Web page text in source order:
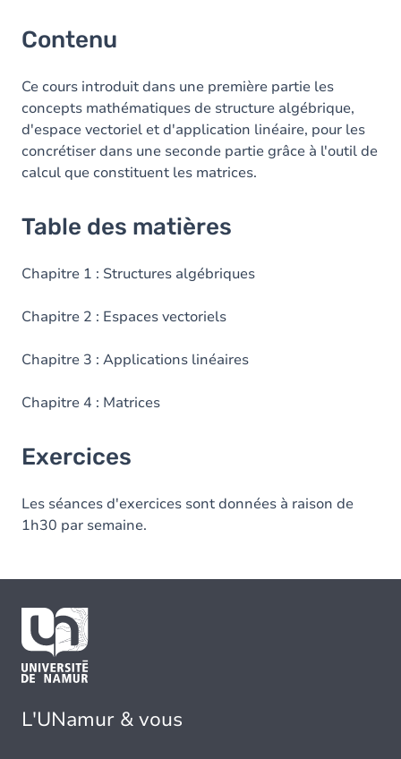
Contenu
Ce cours introduit dans une première partie les
concepts mathématiques de structure algébrique,
d'espace vectoriel et d'application linéaire, pour les
concrétiser dans une seconde partie grâce à l'outil de
calcul que constituent les matrices.
Table des matières
Chapitre 1 : Structures algébriques
Chapitre 2 : Espaces vectoriels
Chapitre 3 : Applications linéaires
Chapitre 4 : Matrices
Exercices
Les séances d'exercices sont données à raison de
1h30 par semaine.
L'UNamur & vous